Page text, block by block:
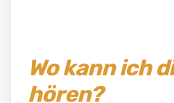
Wo kann ich
hören?